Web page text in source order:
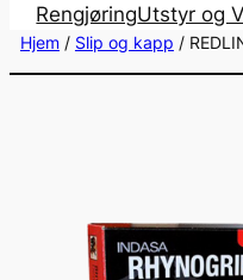
RengjøringUtstyr og
Hjem/ Slip og kapp /